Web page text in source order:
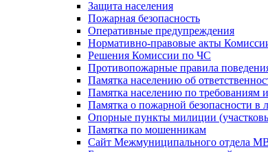
Защита населения
Пожарная безопасность
Оперативные предупреждения
Нормативно-правовые акты
Решения Комиссии по ЧС
Противопожарные правила
Памятка населению об
Памятка населению по
Памятка о пожарной безопасности в
Опорные пункты милиции
Памятка по мошенникам
Сайт Межмуниципального отдела